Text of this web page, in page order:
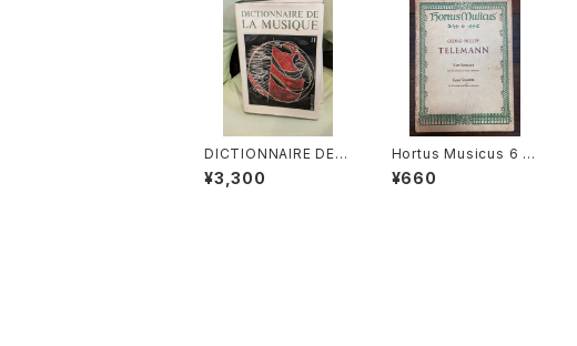
DICTIONNAIRE DE L
A MUSIQUE Ⅱ:les m
ens et leurs œuvre
¥3,300
Hortus Musicus 6 F
our Sonatas for Rec
order and Basso Co
¥660